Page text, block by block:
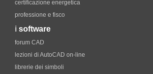
certificazione energetica
professione e fisco
i software
forum CAD
lezioni di AutoCAD on-line
librerie dei simboli